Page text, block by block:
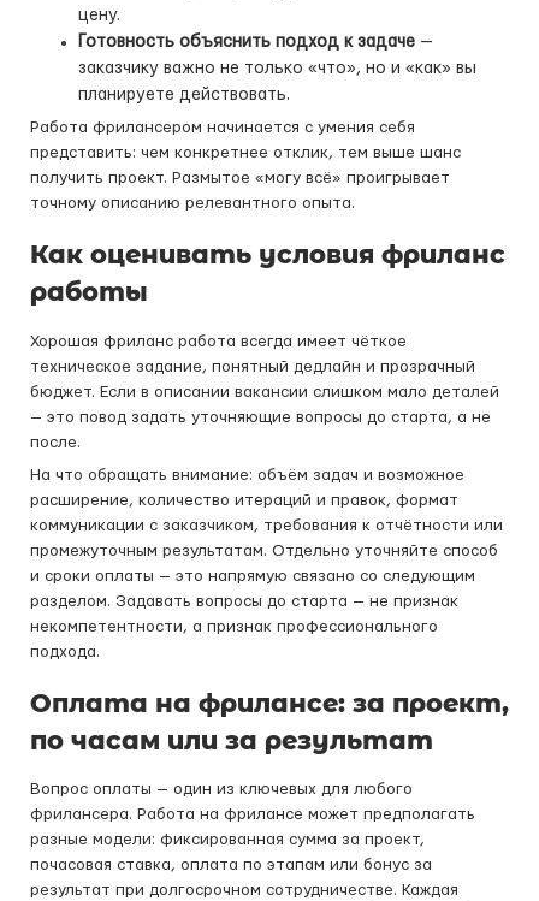
цену.
Готовность объяснить подход к задаче —
заказчику важно не только «что», но и «как» вы
планируете действовать.
Работа фрилансером начинается с умения себя
представить: чем конкретнее отклик, тем выше шанс
получить проект. Размытое «могу всё» проигрывает
точному описанию релевантного опыта.
Как оценивать условия фриланс
работы
Хорошая фриланс работа всегда имеет чёткое
техническое задание, понятный дедлайн и прозрачный
бюджет. Если в описании вакансии слишком мало деталей
— это повод задать уточняющие вопросы до старта, а не
после.
На что обращать внимание: объём задач и возможное
расширение, количество итераций и правок, формат
коммуникации с заказчиком, требования к отчётности или
промежуточным результатам. Отдельно уточняйте способ
и сроки оплаты — это напрямую связано со следующим
разделом. Задавать вопросы до старта — не признак
некомпетентности, а признак профессионального
подхода.
Оплата на фрилансе: за проект,
по часам или за результат
Вопрос оплаты — один из ключевых для любого
фрилансера. Работа на фрилансе может предполагать
разные модели: фиксированная сумма за проект,
почасовая ставка, оплата по этапам или бонус за
результат при долгосрочном сотрудничестве. Каждая